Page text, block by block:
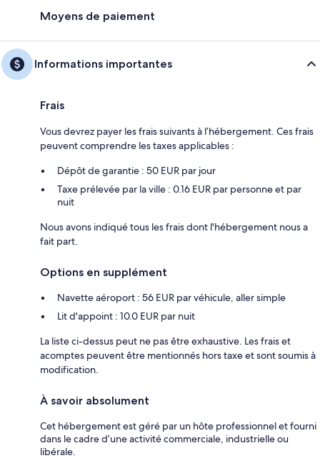
Moyens de paiement
Informations importantes
Frais
Vous devrez payer les frais suivants à l’hébergement. Ces frais
peuvent comprendre les taxes applicables :
Dépôt de garantie : 50 EUR par jour
Taxe prélevée par la ville : 0.16 EUR par personne et par
nuit
Nous avons indiqué tous les frais dont l'hébergement nous a
fait part.
Options en supplément
Navette aéroport : 56 EUR par véhicule, aller simple
Lit d'appoint : 10.0 EUR par nuit
La liste ci-dessus peut ne pas être exhaustive. Les frais et
acomptes peuvent être mentionnés hors taxe et sont soumis à
modification.
À savoir absolument
Cet hébergement est géré par un hôte professionnel et fourni
dans le cadre d’une activité commerciale, industrielle ou
libérale.